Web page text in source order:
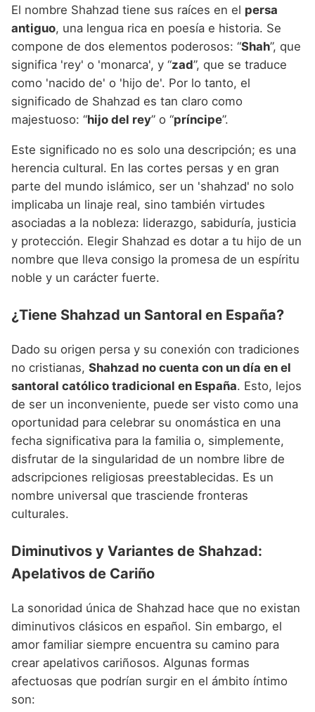
El nombre Shahzad tiene sus raíces en el persa
antiguo, una lengua rica en poesía e historia. Se
compone de dos elementos poderosos: “Shah”, que
significa 'rey' o 'monarca', y “zad”, que se traduce
como 'nacido de' o 'hijo de'. Por lo tanto, el
significado de Shahzad es tan claro como
majestuoso: “hijo del rey” o “príncipe”.
Este significado no es solo una descripción; es una
herencia cultural. En las cortes persas y en gran
parte del mundo islámico, ser un 'shahzad' no solo
implicaba un linaje real, sino también virtudes
asociadas a la nobleza: liderazgo, sabiduría, justicia
y protección. Elegir Shahzad es dotar a tu hijo de un
nombre que lleva consigo la promesa de un espíritu
noble y un carácter fuerte.
¿Tiene Shahzad un Santoral en España?
Dado su origen persa y su conexión con tradiciones
no cristianas, Shahzad no cuenta con un día en el
santoral católico tradicional en España. Esto, lejos
de ser un inconveniente, puede ser visto como una
oportunidad para celebrar su onomástica en una
fecha significativa para la familia o, simplemente,
disfrutar de la singularidad de un nombre libre de
adscripciones religiosas preestablecidas. Es un
nombre universal que trasciende fronteras
culturales.
Diminutivos y Variantes de Shahzad:
Apelativos de Cariño
La sonoridad única de Shahzad hace que no existan
diminutivos clásicos en español. Sin embargo, el
amor familiar siempre encuentra su camino para
crear apelativos cariñosos. Algunas formas
afectuosas que podrían surgir en el ámbito íntimo
son: